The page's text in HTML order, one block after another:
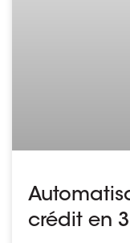
crédit en